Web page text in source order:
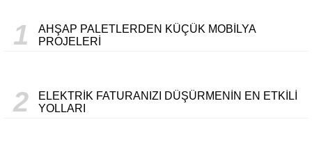
1
AHŞAP PALETLERDEN KÜÇÜK MOBILYA
PROJELERI
2
ELEKTRIK FATURANIZI DÜŞÜRMENIN EN ETKILI
YOLLARI